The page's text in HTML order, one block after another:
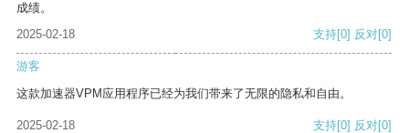
成绩。
2025-02-18
支持[0] 反对[0]
游客
这款加速器VPM应用程序已经为我们带来了无限的隐私和自由。
2025-02-18 支持[0] 反对[0]